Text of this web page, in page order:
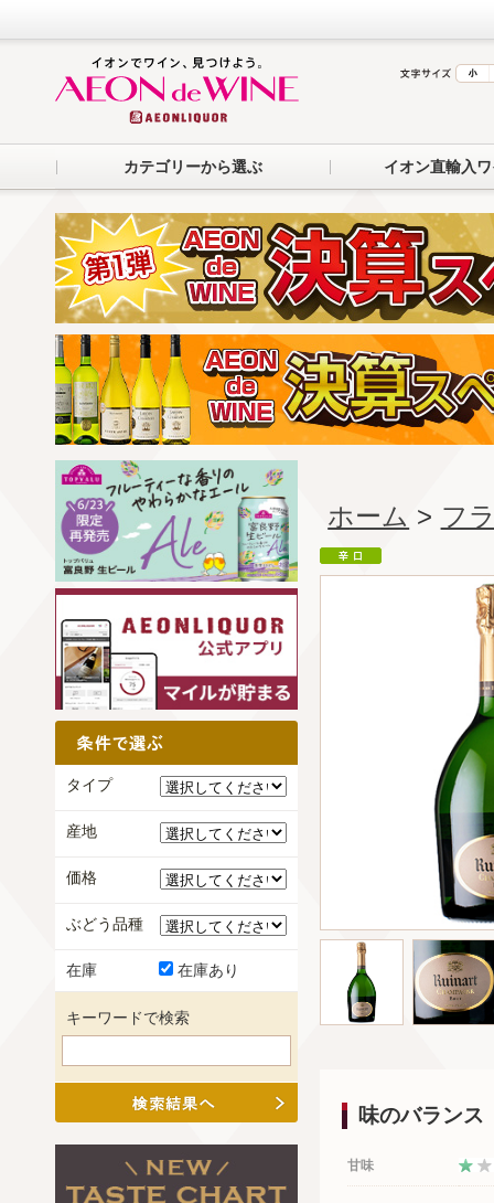
カテゴリーから選ぶ イオン直輸入
ホーム > フ
味のバランス
甘味
タイプ
産地
価格
ぶどう品種
在庫 在庫あり
キーワードで検索